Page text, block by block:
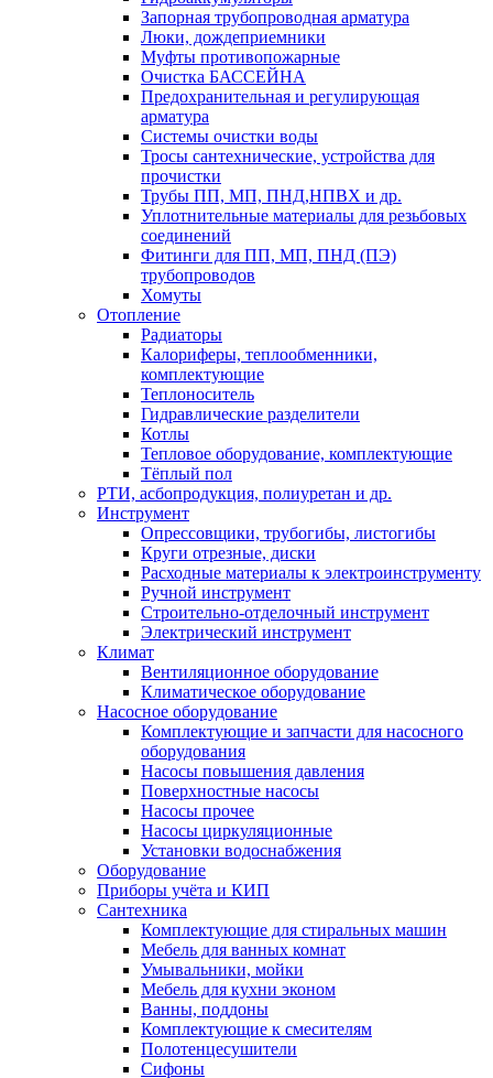
Запорная трубопроводная арматура
Люки, дождеприемники
Муфты противопожарные
Очистка БАССЕЙНА
Предохранительная и регулирующая
арматура
Системы очистки воды
Тросы сантехнические, устройства для
прочистки
Трубы ПП, МП, ПНД,НПВХ и др.
Уплотнительные материалы для резьбовых
соединений
Фитинги для ПП, МП, ПНД (ПЭ)
трубопроводов
Хомуты
Отопление
Радиаторы
Калориферы, теплообменники,
комплектующие
Теплоноситель
Гидравлические разделители
Котлы
Тепловое оборудование, комплектующие
Тёплый пол
РТИ, асбопродукция, полиуретан и др.
Инструмент
Опрессовщики, трубогибы, листогибы
Круги отрезные, диски
Расходные материалы к электроинструменту
Ручной инструмент
Строительно-отделочный инструмент
Электрический инструмент
Климат
Вентиляционное оборудование
Климатическое оборудование
Насосное оборудование
Комплектующие и запчасти для насосного
оборудования
Насосы повышения давления
Поверхностные насосы
Насосы прочее
Насосы циркуляционные
Установки водоснабжения
Оборудование
Приборы учёта и КИП
Сантехника
Комплектующие для стиральных машин
Мебель для ванных комнат
Умывальники, мойки
Мебель для кухни эконом
Ванны, поддоны
Комплектующие к смесителям
Полотенцесушители
Сифоны